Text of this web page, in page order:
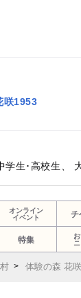
咲1953
生･高校生、
オンライン
イベント
チ
特集
体験の森 花